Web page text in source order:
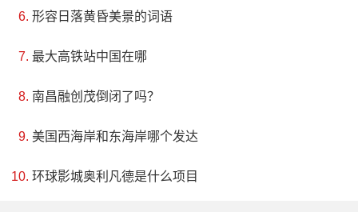
形容日落黄昏美景的词语
最大高铁站中国在哪
南昌融创茂倒闭了吗？
美国西海岸和东海岸哪个发达
环球影城奥利凡德是什么项目